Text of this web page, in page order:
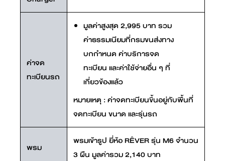
ค่าจด
ทะเบียนรถ
มูลค่าสูงสุด 2,995 บาท รวม
ค่าธรรมเนียมที่กรมขนส่งทาง
บกกำหนด ค่าบริการจด
ทะเบียน และค่าใช้จ่ายอื่น ๆ ที่
เกี่ยวข้องแล้ว
หมายเหตุ : ค่าจดทะเบียนขึ้นอยู่กับพื้นที่
จดทะเบียน ขนาด และรุ่นรถ
พรม
พรมเข้ารูป ยี่ห้อ RÊVER รุ่น M6 จำนวน
3 ผืน มูลค่ารวม 2,140 บาท